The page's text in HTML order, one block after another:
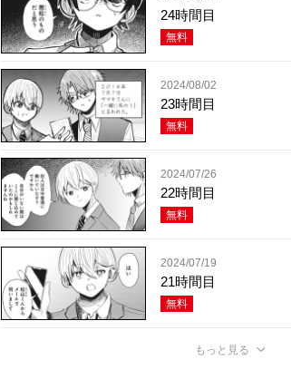
24時間目
無料
2024/08/02
23時間目
無料
2024/07/26
22時間目
無料
2024/07/19
21時間目
無料
もっと見る